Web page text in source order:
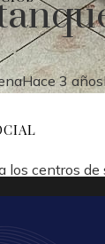
Hace 3 años
los centros